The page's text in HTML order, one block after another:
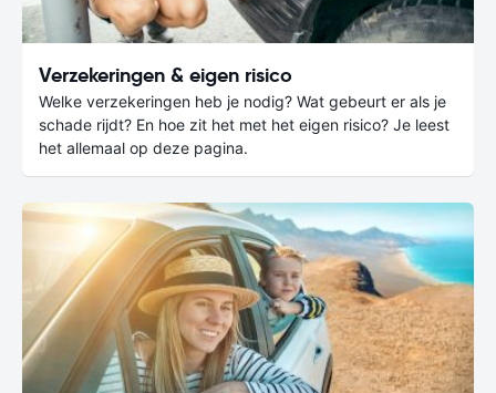
Verzekeringen & eigen risico
Welke verzekeringen heb je nodig? Wat gebeurt er als je
schade rijdt? En hoe zit het met het eigen risico? Je leest
het allemaal op deze pagina.